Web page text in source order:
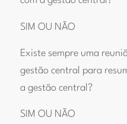
SIM OU NÃO
Existe sempre uma
gestão central para
a gestão central?
SIM OU NÃO